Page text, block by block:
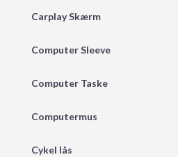
Carplay Skærm
Computer Sleeve
Computer Taske
Computermus
Cykel lås